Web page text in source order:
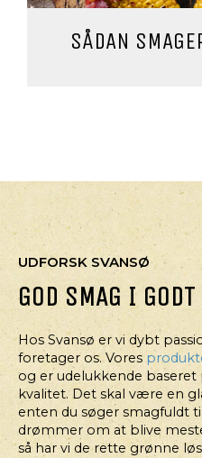
SÅDAN
UDFORSK SVANSØ
GOD SMAG I
Hos Svansø er vi dybt
foretager os. Vores
og er udelukkende baseret
kvalitet. Det skal være en
enten du søger smagfuldt
drømmer om at blive
så har vi de rette grønne